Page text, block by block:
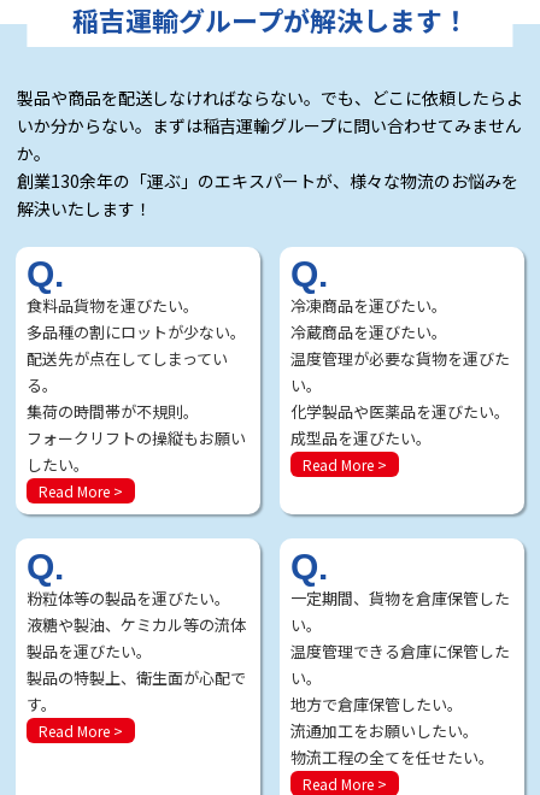
稲吉運輸グループが解決します！
製品や商品を配送しなければならない。でも、どこに依頼したらよ
いか分からない。まずは稲吉運輸グループに問い合わせてみません
か。
創業130余年の「運ぶ」のエキスパートが、様々な物流のお悩みを
解決いたします！
Q.
食料品貨物を運びたい。
多品種の割にロットが少ない。
配送先が点在してしまってい
る。
集荷の時間帯が不規則。
フォークリフトの操縦もお願い
したい。
Read More >
Q.
冷凍商品を運びたい。
冷蔵商品を運びたい。
温度管理が必要な貨物を運びた
い。
化学製品や医薬品を運びたい。
成型品を運びたい。
Read More >
Q.
粉粒体等の製品を運びたい。
液糖や製油、ケミカル等の流体
製品を運びたい。
製品の特製上、衛生面が心配で
す。
Read More >
Q.
一定期間、貨物を倉庫保管した
い。
温度管理できる倉庫に保管した
い。
地方で倉庫保管したい。
流通加工をお願いしたい。
物流工程の全てを任せたい。
Read More >